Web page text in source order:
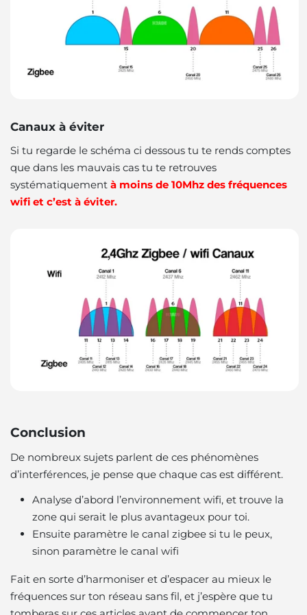
Canaux à éviter
Si tu regarde le schéma ci dessous tu te rends comptes
que dans les mauvais cas tu te retrouves
systématiquement à moins de 10Mhz des fréquences
wifi et c’est à éviter.
Conclusion
De nombreux sujets parlent de ces phénomènes
d’interférences, je pense que chaque cas est différent.
Analyse d’abord l’environnement wifi, et trouve la
zone qui serait le plus avantageux pour toi.
Ensuite paramètre le canal zigbee si tu le peux,
sinon paramètre le canal wifi
Fait en sorte d’harmoniser et d’espacer au mieux le
fréquences sur ton réseau sans fil, et j’espère que tu